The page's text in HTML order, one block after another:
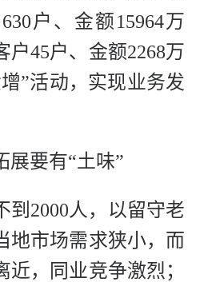
户、金额15964万
户45户、金额2268万
”活动，实现业务发
展要有“土味”
到2000人，以留守老
地市场需求狭小，而
近，同业竞争激烈；